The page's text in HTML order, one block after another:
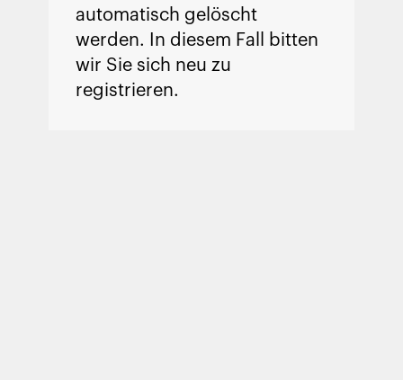
automatisch gelöscht
werden. In diesem Fall bitten
wir Sie sich neu zu
registrieren.